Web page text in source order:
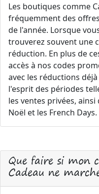
Les boutiques comme
fréquemment des
de l'année. Lorsque
trouverez souvent une
réduction. En plus de
accès à nos codes
avec les réductions
l'esprit des périodes
les ventes privées,
Noël et les French Days.
Que faire si mon
Cadeau ne